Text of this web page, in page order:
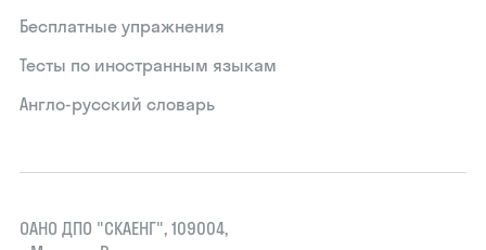
Бесплатные упражнения
Тесты по иностранным языкам
Англо-русский словарь
ОАНО ДПО "СКАЕНГ", 109004,